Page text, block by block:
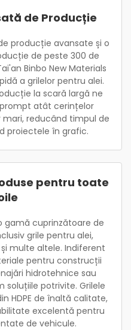
de Producție
producție avansate și o
de peste 300 de
Binbo New Materials
a grilelor pentru alei.
la scară largă ne
atât cerințelor
reducând timpul de
proiectele în grafic.
pentru toate
gamă cuprinzătoare de
grile pentru alei,
multe altele. Indiferent
pentru construcții
hidrotehnice sau
soluțiile potrivite. Grilele
HDPE de înaltă calitate,
excelentă pentru
de vehicule.